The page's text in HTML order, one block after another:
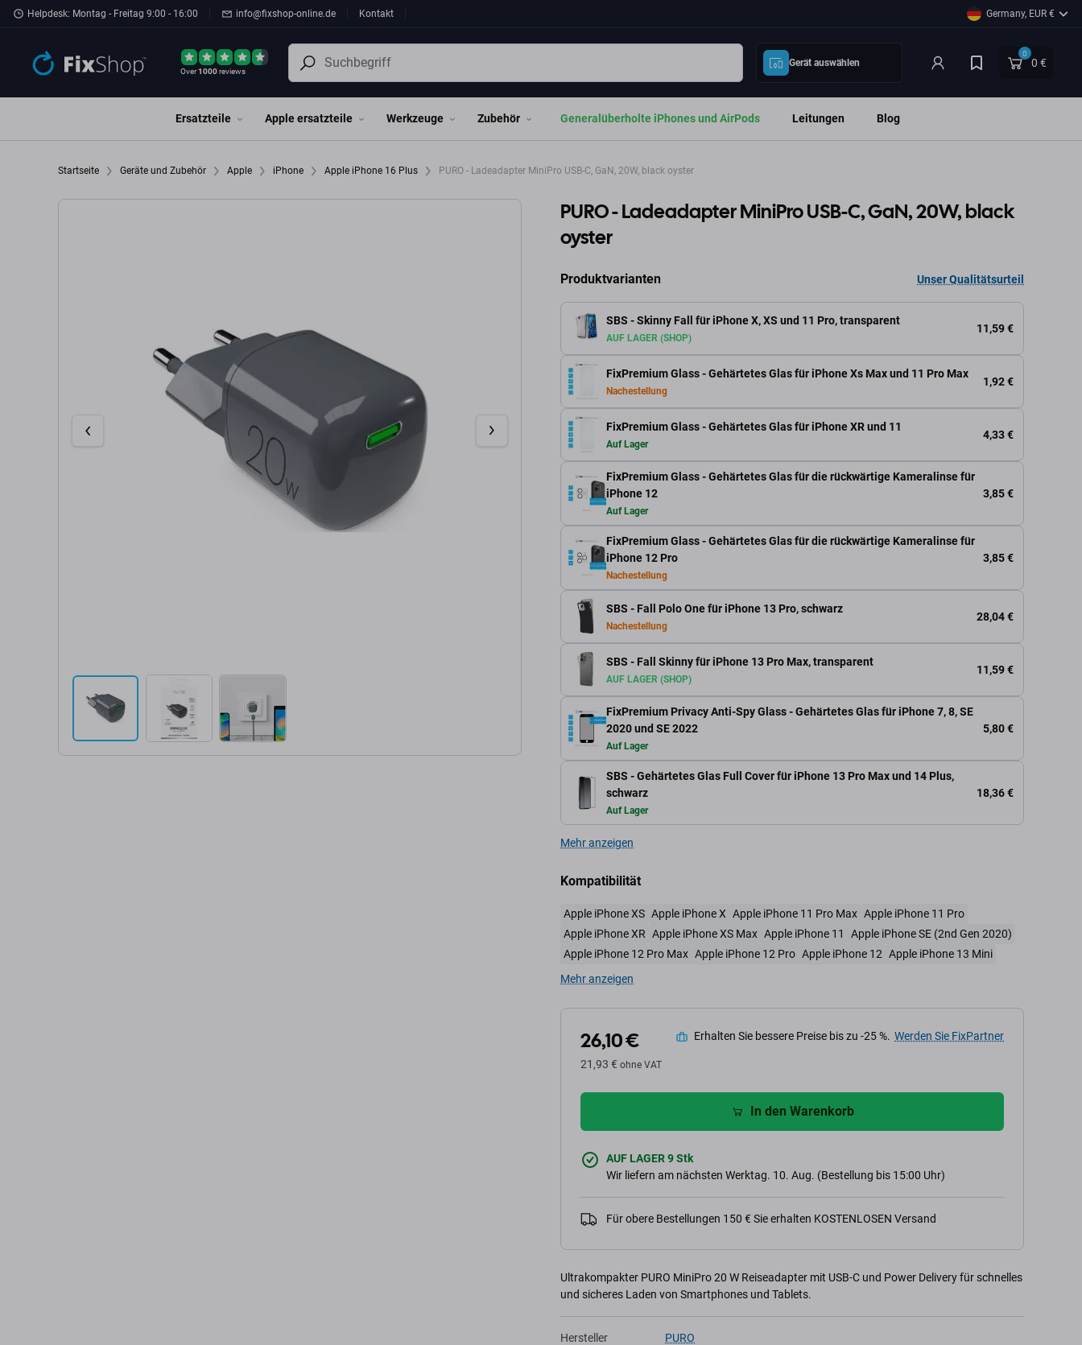
Zum Hauptinhalt springen
Helpdesk: Montag - Freitag 9:00 - 16:00 info@fixshop-online.de Kontakt Germany, EUR €
Over1000reviews
Gerät auswählen
0
0 €
Ersatzteile Apple ersatzteile Werkzeuge Zubehör Generalüberholte iPhones und AirPods Leitungen Blog
Startseite Geräte und Zubehör Apple iPhone Apple iPhone 16 Plus PURO - Ladeadapter MiniPro USB-C, GaN, 20W, black oyster
PURO - Ladeadapter MiniPro USB-C, GaN, 20W, black
oyster
Produktvarianten Unser Qualitätsurteil
SBS - Skinny Fall für iPhone X, XS und 11 Pro, transparent
AUF LAGER (SHOP)
11,59 €
FixPremium Glass - Gehärtetes Glas für iPhone Xs Max und 11 Pro Max
Nachestellung
1,92 €
FixPremium Glass - Gehärtetes Glas für iPhone XR und 11
Auf Lager
4,33 €
FixPremium Glass - Gehärtetes Glas für die rückwärtige Kameralinse für
iPhone 12
Auf Lager
3,85 €
FixPremium Glass - Gehärtetes Glas für die rückwärtige Kameralinse für
iPhone 12 Pro
Nachestellung
3,85 €
SBS - Fall Polo One für iPhone 13 Pro, schwarz
Nachestellung
28,04 €
SBS - Fall Skinny für iPhone 13 Pro Max, transparent
AUF LAGER (SHOP)
11,59 €
FixPremium Privacy Anti-Spy Glass - Gehärtetes Glas für iPhone 7, 8, SE
2020 und SE 2022
Auf Lager
5,80 €
SBS - Gehärtetes Glas Full Cover für iPhone 13 Pro Max und 14 Plus,
schwarz
Auf Lager
18,36 €
Mehr anzeigen
Kompatibilität
Apple iPhone XS Apple iPhone X Apple iPhone 11 Pro Max Apple iPhone 11 Pro
Apple iPhone XR Apple iPhone XS Max Apple iPhone 11
Apple iPhone SE (2nd Gen 2020)
Apple iPhone 12 Pro Max Apple iPhone 12 Pro Apple iPhone 12 Apple iPhone 13 Mini
Mehr anzeigen
26,10 €
21,93 € ohne VAT
Erhalten Sie bessere Preise bis zu -25 %. Werden Sie FixPartner
In den Warenkorb
AUF LAGER 9 Stk
Wir liefern am nächsten Werktag. 10. Aug. (Bestellung bis 15:00 Uhr)
Für obere Bestellungen 150 € Sie erhalten KOSTENLOSEN Versand
Ultrakompakter PURO MiniPro 20 W Reiseadapter mit USB-C und Power Delivery für schnelles
und sicheres Laden von Smartphones und Tablets.
Hersteller PURO